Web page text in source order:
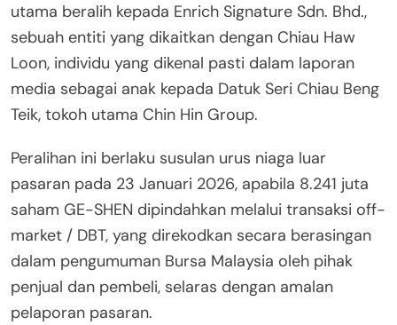
utama beralih kepada Enrich Signature Sdn. Bhd.,
sebuah entiti yang dikaitkan dengan Chiau Haw
Loon, individu yang dikenal pasti dalam laporan
media sebagai anak kepada Datuk Seri Chiau Beng
Teik, tokoh utama Chin Hin Group.
Peralihan ini berlaku susulan urus niaga luar
pasaran pada 23 Januari 2026, apabila 8.241 juta
saham GE-SHEN dipindahkan melalui transaksi off-
market / DBT, yang direkodkan secara berasingan
dalam pengumuman Bursa Malaysia oleh pihak
penjual dan pembeli, selaras dengan amalan
pelaporan pasaran.